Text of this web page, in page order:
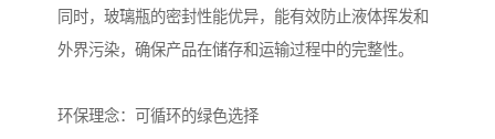
同时，玻璃瓶的密封性能优异，能有效防止液体挥发和
外界污染，确保产品在储存和运输过程中的完整性。
环保理念：可循环的绿色选择